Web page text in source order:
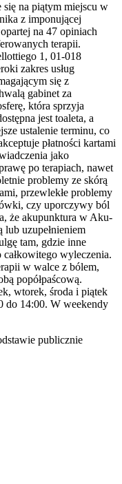
na piątym miejscu w
z imponującej
na 47 opiniach
terapii.
1, 01-018
zakres usług
się z
gabinet za
która sprzyja
jest toaleta, a
ustalenie terminu, co
płatności kartami
jako
po terapiach, nawet
problemy ze skórą
przewlekłe problemy
czy uporczywy ból
że akupunktura w Aku-
lub uzupełnieniem
tam, gdzie inne
wyleczenia.
w walce z bólem,
popółpaścową.
wtorek, środa i piątek
do 14:00. W weekendy
publicznie